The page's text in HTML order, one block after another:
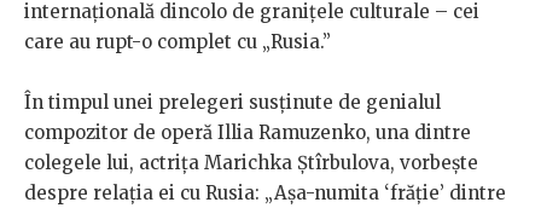
internațională dincolo de granițele culturale – cei
care au rupt-o complet cu „Rusia.”
În timpul unei prelegeri susținute de genialul
compozitor de operă Illia Ramuzenko, una dintre
colegele lui, actrița Marichka Ștîrbulova, vorbește
despre relația ei cu Rusia: „Așa-numita ‘frăție’ dintre